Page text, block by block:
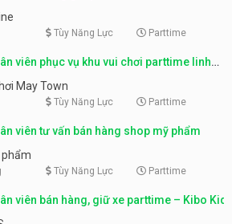
Tùy Năng Lực Parttime
viên phục vụ khu vui chơi parttime linh
May Town
Tùy Năng Lực Parttime
viên tư vấn bán hàng shop mỹ phẩm
Tùy Năng Lực Parttime
viên bán hàng, giữ xe parttime – Kibo Kid